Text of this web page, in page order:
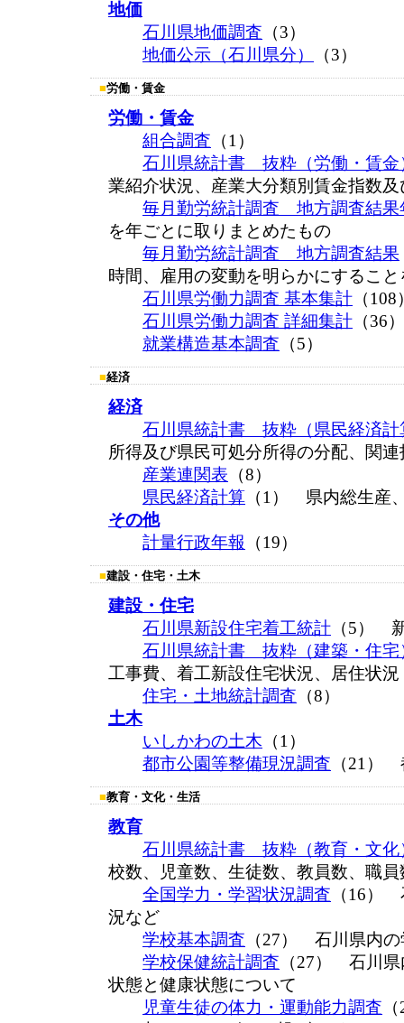
地価
石川県地価調査 （3）
地価公示（石川県分）
（3）
■労働・賃金
労働・賃金
組合調査 （1）
石川県統計書 抜粋（労働・賃金
業紹介状況、産業大分類別賃金指数
毎月勤労統計調査 地方調査結果
を年ごとに取りまとめたもの
毎月勤労統計調査 地方調査結果
時間、雇用の変動を明らかにするこ
石川県労働力調査 基本集計 （
石川県労働力調査 詳細集計 （
就業構造基本調査 （5）
■経済
経済
石川県統計書 抜粋（県民経済計
所得及び県民可処分所得の分配、関
産業連関表 （8）
県民経済計算 （1） 県内総生産
その他
計量行政年報 （19）
■建設・住宅・土木
建設・住宅
石川県新設住宅着工統計 （5）
石川県統計書 抜粋（建築・住宅
工事費、着工新設住宅状況、居住状況
住宅・土地統計調査 （8）
土木
いしかわの土木 （1）
都市公園等整備現況調査 （21）
■教育・文化・生活
教育
石川県統計書 抜粋（教育・文化
校数、児童数、生徒数、教員数、職員
全国学力・学習状況調査 （16）
況など
学校基本調査 （27） 石川県内
学校保健統計調査 （27） 石川
状態と健康状態について
児童生徒の体力・運動能力調査